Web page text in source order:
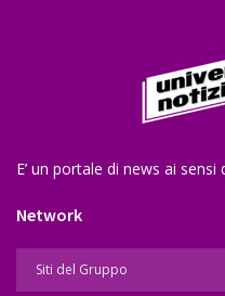
E’ un portale di news ai
Network